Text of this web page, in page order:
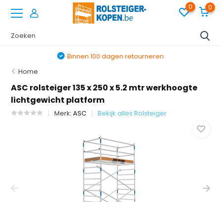
0 0
Binnen 100 dagen retourneren
Home
ASC rolsteiger 135 x 250 x 5.2 mtr werkhoogte
lichtgewicht platform
Merk:ASC Bekijk alles Rolsteiger